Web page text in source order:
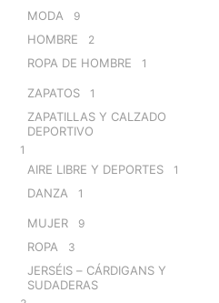
MODA 9
HOMBRE 2
ROPA DE HOMBRE 1
ZAPATOS 1
ZAPATILLAS Y CALZADO
DEPORTIVO
1
AIRE LIBRE Y DEPORTES 1
DANZA 1
MUJER 9
ROPA 3
JERSÉIS – CÁRDIGANS Y
SUDADERAS